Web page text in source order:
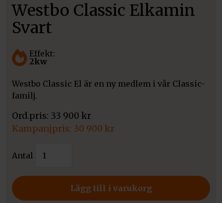
Westbo Classic Elkamin
Svart
Effekt:
2kw
Westbo Classic El är en ny medlem i vår Classic-
familj.
33 900 kr
Det
priset
33
900 kr.
30 900 kr
nuvarande
är:
30
Antal
Classic
Lägg till i varukorg